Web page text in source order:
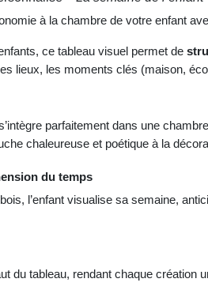
à la chambre de votre enfant
ce tableau visuel permet de
lieux, les moments clés (maison,
parfaitement dans une
chaleureuse et poétique à la
du temps
l’enfant visualise sa semaine,
du tableau, rendant chaque création